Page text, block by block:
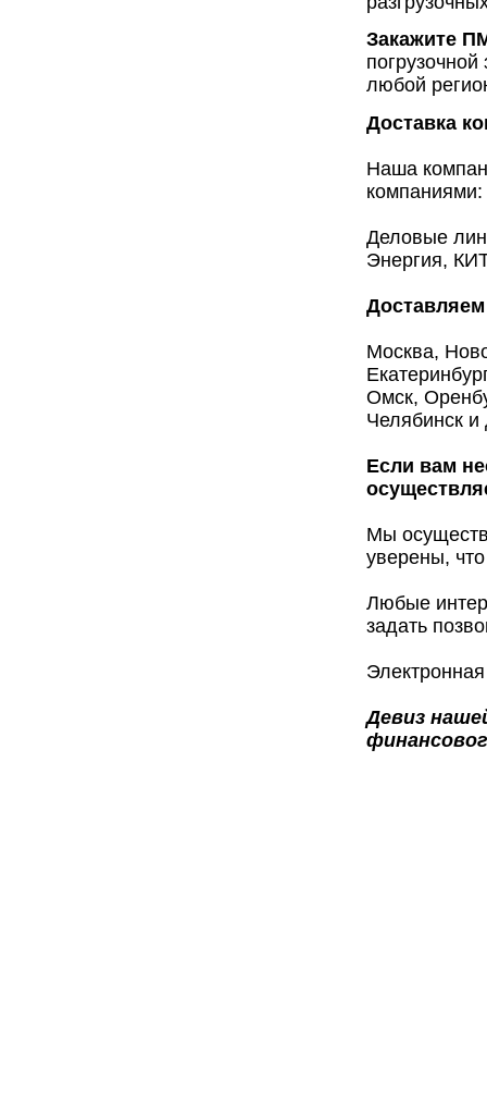
Закажите
любой
Доставка
Наша
компаниями:
Деловые
Энергия,
Москва,
Омск,
Челябинск и
Если вам
Мы
уверены,
Любые
задать
Девиз